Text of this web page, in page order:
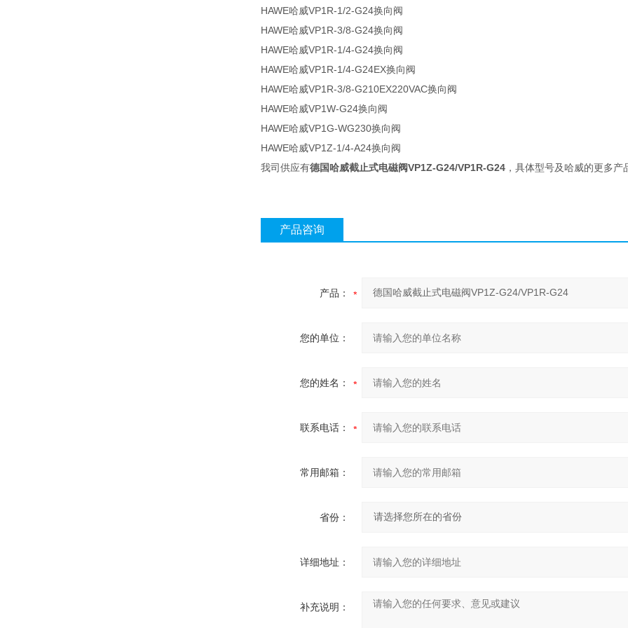
HAWE哈威VP1R-1/2-G24换向阀
HAWE哈威VP1R-3/8-G24换向阀
HAWE哈威VP1R-1/4-G24换向阀
HAWE哈威VP1R-1/4-G24EX换向阀
HAWE哈威VP1R-3/8-G210EX220VAC换向阀
HAWE哈威VP1W-G24换向阀
HAWE哈威VP1G-WG230换向阀
HAWE哈威VP1Z-1/4-A24换向阀
我司供应有德国哈威截止式电磁阀VP1Z-G24/VP1R-G24 ，具体型号及哈威的更多产
产品咨询
产品：
您的单位：
您的姓名：
联系电话：
常用邮箱：
省份：
详细地址：
补充说明：